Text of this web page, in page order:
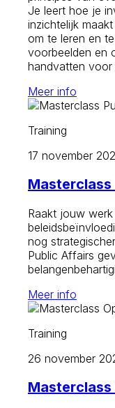
Je leert hoe je
inzichtelijk
om te leren en
voorbeelden en
handvatten voor
Meer info
Training
17 november
Raakt jouw
nog
Public Affairs
Meer info
Training
26 november
Masterclass